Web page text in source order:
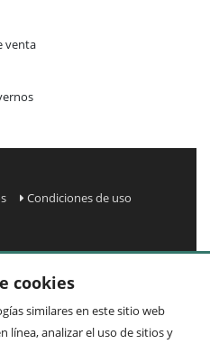
venta
Condiciones de uso
Mi cuenta
cookies
similares en este sitio web
línea, analizar el uso de sitios y